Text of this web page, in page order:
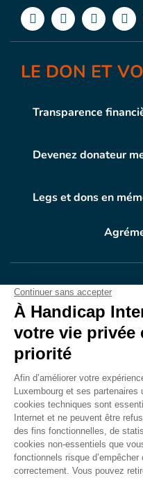
LE DON ET
Transparence
Devenez donateur
Legs et dons en
VOTRE DONEN
Grâce à vous, en
bénéficié d’appareillage
Merci pour votre
Lire notre